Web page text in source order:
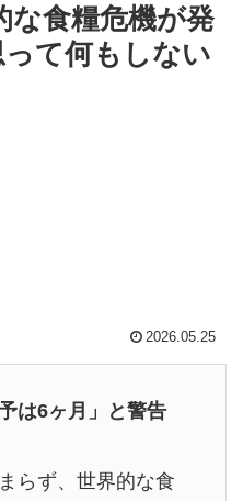
がめっちゃおもろい
の不適切接待発覚！海
」
止令」に署名…寄生侵
位置」
な食糧危機が発
て何もしない
2026.05.25
は6ヶ月」と警告
らず、世界的な食